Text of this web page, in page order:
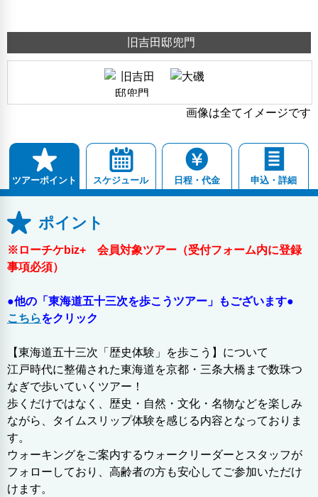
旧吉田邸兜門
画像は全てイメージです
ツアーポイント スケジュール 日程・代金 申込・詳細
ポイント
※ローチケbiz+ 会員対象ツアー（受付フォーム内に登録
事項必須）
●他の「東海道五十三次を歩こうツアー」もございます●
こちらをクリック
【東海道五十三次「歴史体験」を歩こう】について
江戸時代に整備された東海道を京都・三条大橋まで数珠つ
なぎで歩いていくツアー！
歩くだけではなく、歴史・自然・文化・名物などを楽しみ
ながら、タイムスリップ体験を感じる内容となっておりま
す。
ウォーキングをご案内するウォークリーダーとスタッフが
フォローしており、高齢者の方も安心してご参加いただけ
けます。